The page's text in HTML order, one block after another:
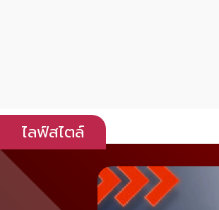
ไลฟ์สไตล์